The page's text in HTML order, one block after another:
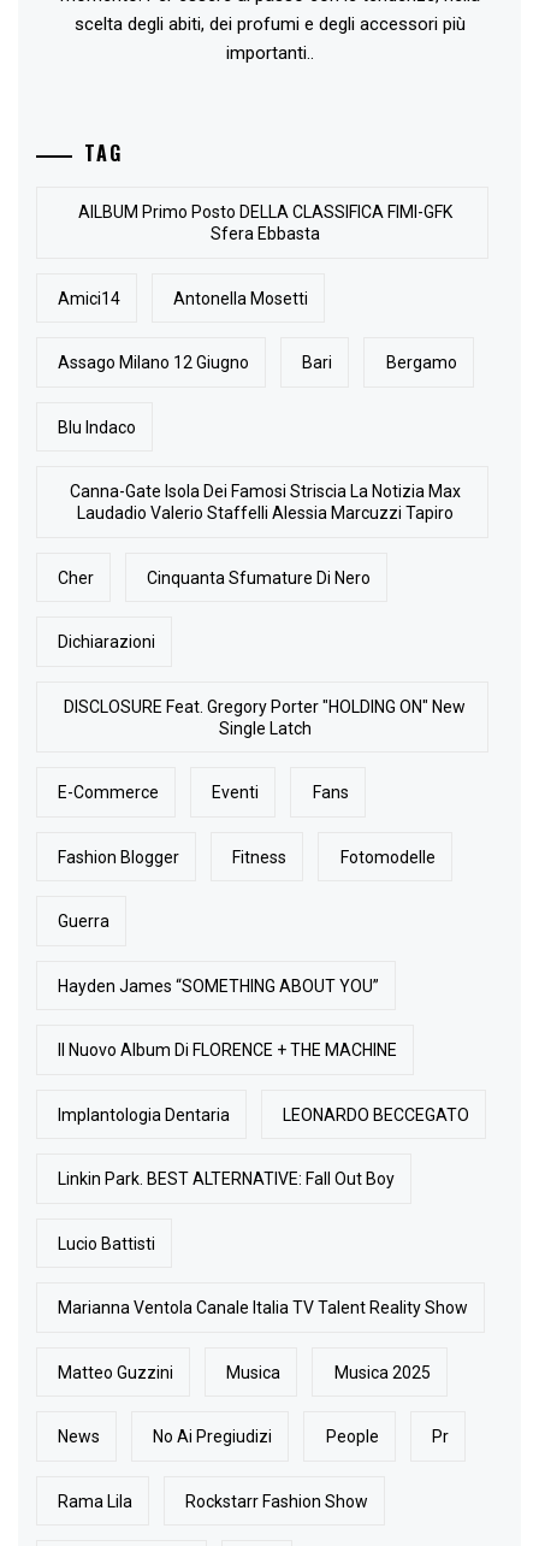
scelta degli abiti, dei profumi e degli accessori più
importanti..
TAG
AlLBUM Primo Posto DELLA CLASSIFICA FIMI-GFK
Sfera Ebbasta
Amici14 Antonella Mosetti
Assago Milano 12 Giugno Bari Bergamo
Blu Indaco
Canna-Gate Isola Dei Famosi Striscia La Notizia Max
Laudadio Valerio Staffelli Alessia Marcuzzi Tapiro
Cher Cinquanta Sfumature Di Nero
Dichiarazioni
DISCLOSURE Feat. Gregory Porter "HOLDING ON" New
Single Latch
E-Commerce Eventi Fans
Fashion Blogger Fitness Fotomodelle
Guerra
Hayden James “SOMETHING ABOUT YOU”
Il Nuovo Album Di FLORENCE + THE MACHINE
Implantologia Dentaria LEONARDO BECCEGATO
Linkin Park. BEST ALTERNATIVE: Fall Out Boy
Lucio Battisti
Marianna Ventola Canale Italia TV Talent Reality Show
Matteo Guzzini Musica Musica 2025
News No Ai Pregiudizi People Pr
Rama Lila Rockstarr Fashion Show